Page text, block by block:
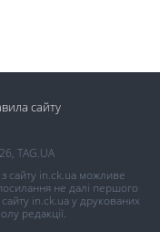
сайту
TAG.UA
сайту in.ck.ua можливе
не далі першого
in.ck.ua у друкованих
редакції.